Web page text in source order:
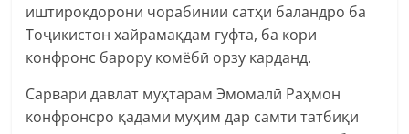
иштирокдорони чорабинии сатҳи баландро ба
Тоҷикистон хайрамақдам гуфта, ба кори
конфронс барору комёбӣ орзу карданд.
Сарвари давлат муҳтарам Эмомалӣ Раҳмон
конфронсро қадами муҳим дар самти татбиқи